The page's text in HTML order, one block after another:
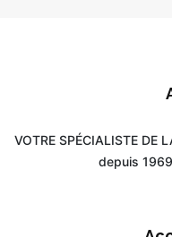
VOTRE SPÉCIALISTE DE
depuis